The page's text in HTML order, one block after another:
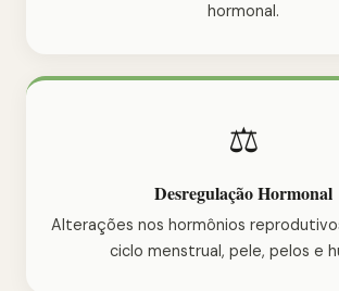
hormonal.
⚖️
Desregulação Hormonal
Alterações nos hormônios
ciclo menstrual, pele, pelos e